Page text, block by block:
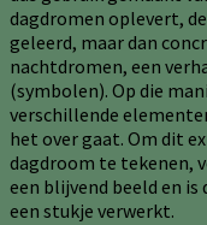
dagdromen oplevert,
geleerd, maar dan
nachtdromen, een
(symbolen). Op die
verschillende
het over gaat. Om dit
dagdroom te tekenen,
een blijvend beeld en
een stukje verwerkt.